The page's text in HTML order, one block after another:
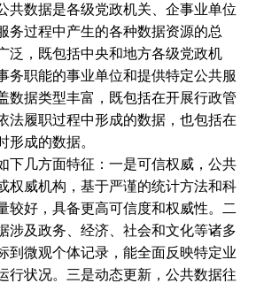
共数据是各级党政机关、企事业单位
务过程中产生的各种数据资源的总
泛，既包括中央和地方各级党政机
务职能的事业单位和提供特定公共服
数据类型丰富，既包括在开展行政管
法履职过程中形成的数据，也包括在
形成的数据。
几方面特征：一是可信权威，公共
权威机构，基于严谨的统计方法和科
较好，具备更高可信度和权威性。二
涉及政务、经济、社会和文化等诸多
到微观个体记录，能全面反映特定业
行状况。三是动态更新，公共数据往